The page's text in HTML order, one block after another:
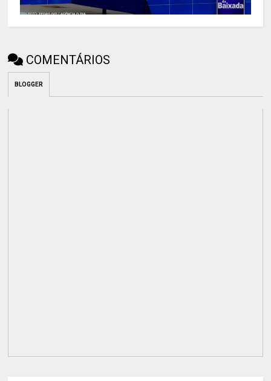
COMENTÁRIOS
BLOGGER